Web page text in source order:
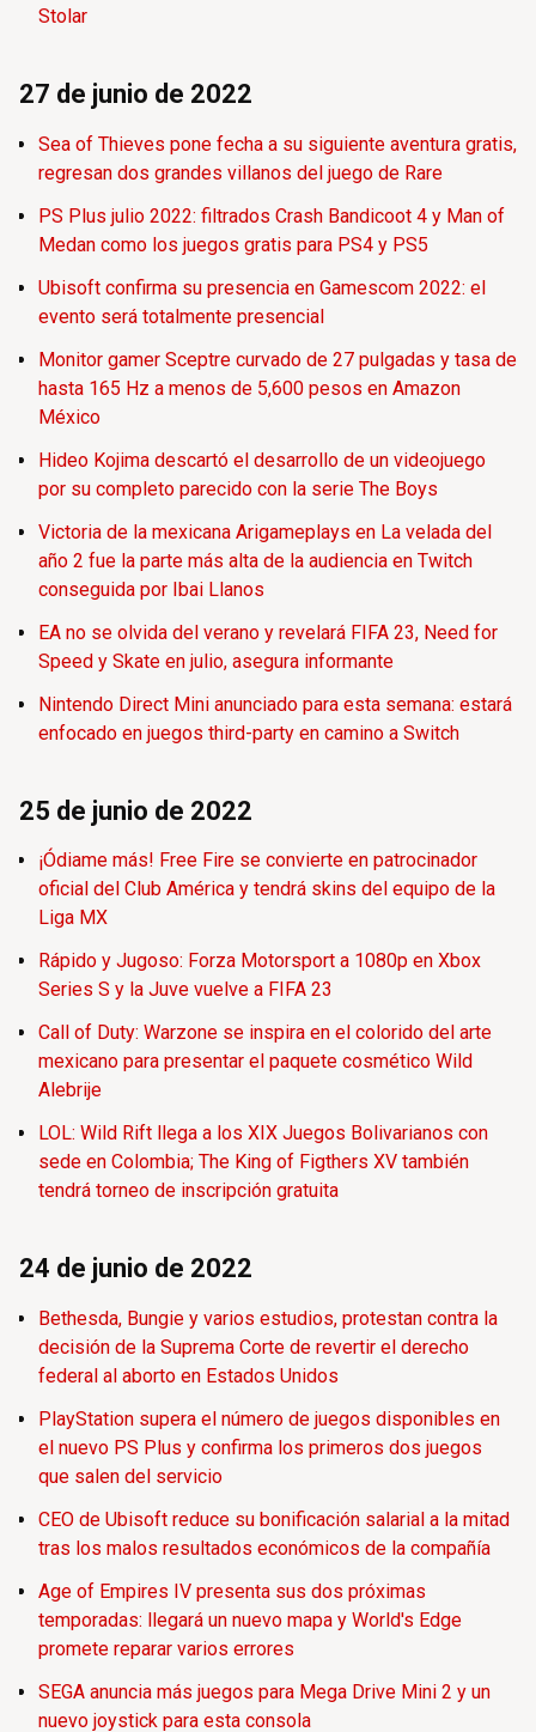
Stolar
27 de junio de 2022
Sea of Thieves pone fecha a su siguiente aventura gratis,
regresan dos grandes villanos del juego de Rare
PS Plus julio 2022: filtrados Crash Bandicoot 4 y Man of
Medan como los juegos gratis para PS4 y PS5
Ubisoft confirma su presencia en Gamescom 2022: el
evento será totalmente presencial
Monitor gamer Sceptre curvado de 27 pulgadas y tasa de
hasta 165 Hz a menos de 5,600 pesos en Amazon
México
Hideo Kojima descartó el desarrollo de un videojuego
por su completo parecido con la serie The Boys
Victoria de la mexicana Arigameplays en La velada del
año 2 fue la parte más alta de la audiencia en Twitch
conseguida por Ibai Llanos
EA no se olvida del verano y revelará FIFA 23, Need for
Speed y Skate en julio, asegura informante
Nintendo Direct Mini anunciado para esta semana: estará
enfocado en juegos third-party en camino a Switch
25 de junio de 2022
¡Ódiame más! Free Fire se convierte en patrocinador
oficial del Club América y tendrá skins del equipo de la
Liga MX
Rápido y Jugoso: Forza Motorsport a 1080p en Xbox
Series S y la Juve vuelve a FIFA 23
Call of Duty: Warzone se inspira en el colorido del arte
mexicano para presentar el paquete cosmético Wild
Alebrije
LOL: Wild Rift llega a los XIX Juegos Bolivarianos con
sede en Colombia; The King of Figthers XV también
tendrá torneo de inscripción gratuita
24 de junio de 2022
Bethesda, Bungie y varios estudios, protestan contra la
decisión de la Suprema Corte de revertir el derecho
federal al aborto en Estados Unidos
PlayStation supera el número de juegos disponibles en
el nuevo PS Plus y confirma los primeros dos juegos
que salen del servicio
CEO de Ubisoft reduce su bonificación salarial a la mitad
tras los malos resultados económicos de la compañía
Age of Empires IV presenta sus dos próximas
temporadas: llegará un nuevo mapa y World's Edge
promete reparar varios errores
SEGA anuncia más juegos para Mega Drive Mini 2 y un
nuevo joystick para esta consola